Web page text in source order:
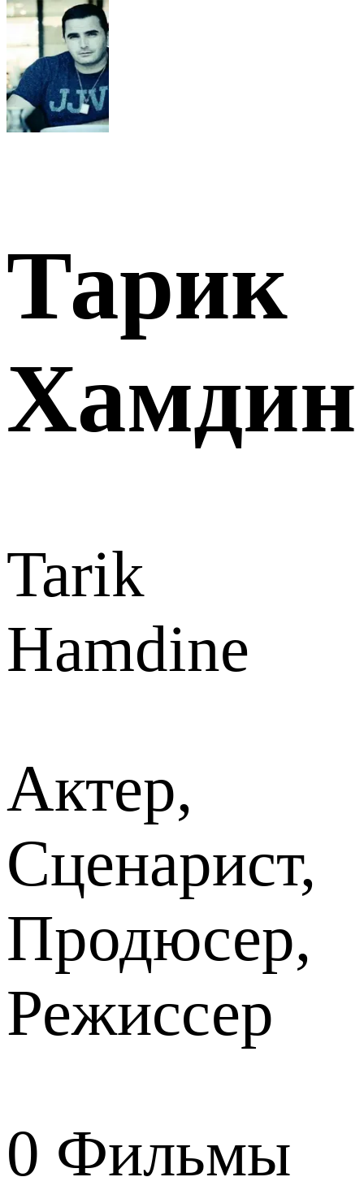
Тарик
Хамдин
Tarik
Hamdine
Актер,
Сценарист,
Продюсер,
Режиссер
0 Фильмы